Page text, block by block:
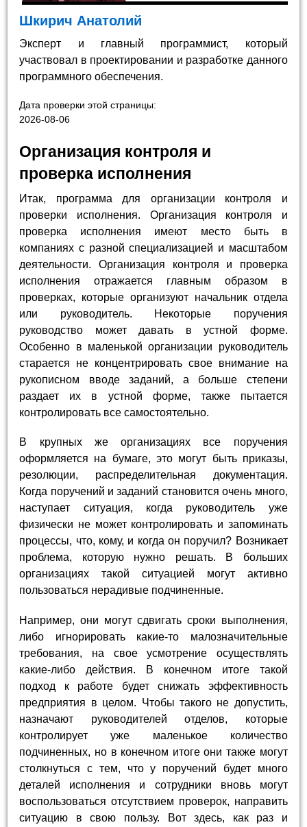
Шкирич Анатолий
Эксперт и главный программист, который
участвовал в проектировании и разработке данного
программного обеспечения.
Дата проверки этой страницы:
2026-08-06
Организация контроля и
проверка исполнения
Итак, программа для организации контроля и
проверки исполнения. Организация контроля и
проверка исполнения имеют место быть в
компаниях с разной специализацией и масштабом
деятельности. Организация контроля и проверка
исполнения отражается главным образом в
проверках, которые организуют начальник отдела
или руководитель. Некоторые поручения
руководство может давать в устной форме.
Особенно в маленькой организации руководитель
старается не концентрировать свое внимание на
рукописном вводе заданий, а больше степени
раздает их в устной форме, также пытается
контролировать все самостоятельно.
В крупных же организациях все поручения
оформляется на бумаге, это могут быть приказы,
резолюции, распределительная документация.
Когда поручений и заданий становится очень много,
наступает ситуация, когда руководитель уже
физически не может контролировать и запоминать
процессы, что, кому, и когда он поручил? Возникает
проблема, которую нужно решать. В больших
организациях такой ситуацией могут активно
пользоваться нерадивые подчиненные.
Например, они могут сдвигать сроки выполнения,
либо игнорировать какие-то малозначительные
требования, на свое усмотрение осуществлять
какие-либо действия. В конечном итоге такой
подход к работе будет снижать эффективность
предприятия в целом. Чтобы такого не допустить,
назначают руководителей отделов, которые
контролирует уже маленькое количество
подчиненных, но в конечном итоге они также могут
столкнуться с тем, что у поручений будет много
деталей исполнения и сотрудники вновь могут
воспользоваться отсутствием проверок, направить
ситуацию в свою пользу. Вот здесь, как раз и